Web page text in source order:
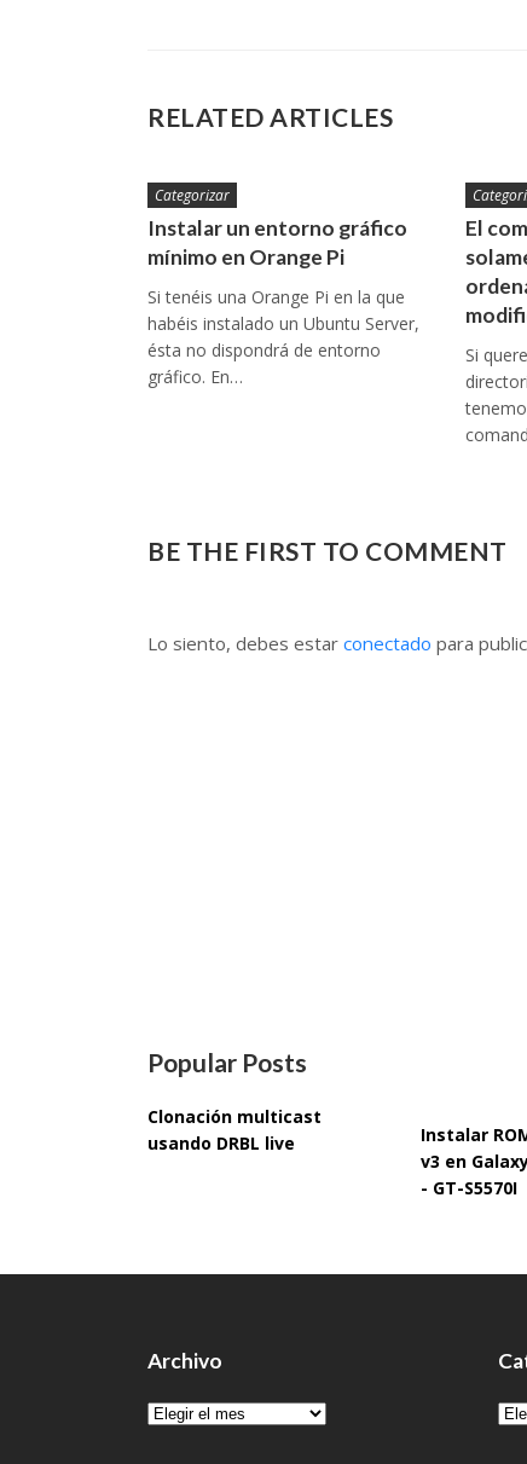
RELATED ARTICLES
Categorizar
Instalar un entorno gráfico
mínimo en Orange Pi
Si tenéis una Orange Pi en la que
habéis instalado un Ubuntu Server,
ésta no dispondrá de entorno
gráfico. En…
El
Si
BE THE FIRST TO COMMENT
Lo siento, debes estar conectado para
Popular Posts
Clonación multicast
usando DRBL live
Instalar
v3 en
- GT-S5570I
Archivo
Archivo